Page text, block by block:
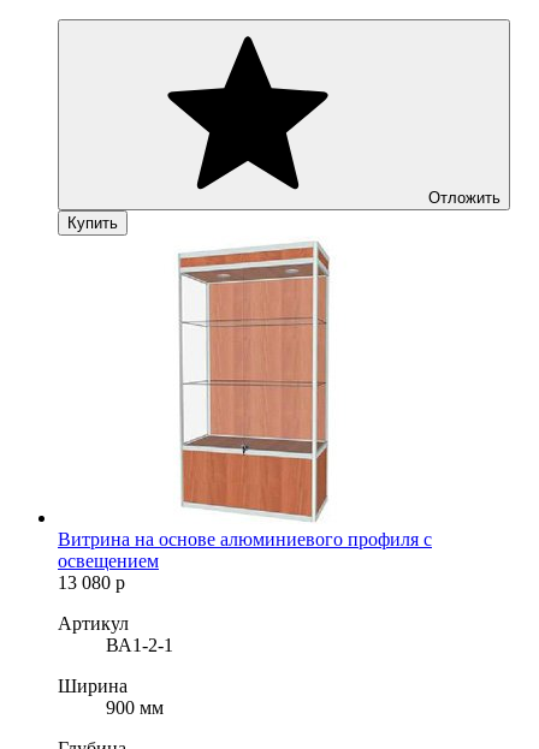
Отложить
Купить
Витрина на основе алюминиевого профиля с
освещением
13 080 р
Артикул
ВА1-2-1
Ширина
900 мм